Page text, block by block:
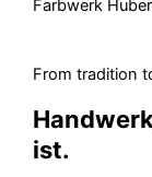
From tradition
ist.